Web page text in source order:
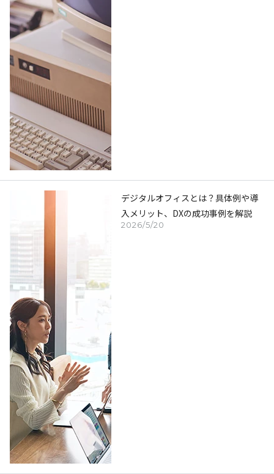
2026/5/20
デジタルオフィスとは？具体例や導
入メリット、DXの成功事例を解説